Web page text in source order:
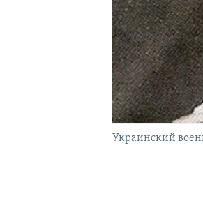
Украинский